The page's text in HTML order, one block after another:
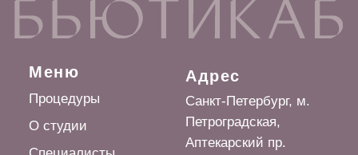
© БЬЮТИКАБ 2026